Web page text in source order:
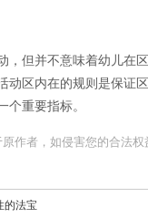
，但并不意味着幼儿在
动区内在的规则是保证
个重要指标。
作者，如侵害您的合法
的法宝